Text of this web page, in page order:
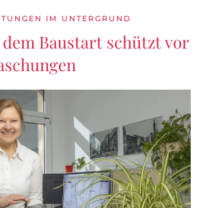
IM UNTERGRUND
Baustart schützt vor